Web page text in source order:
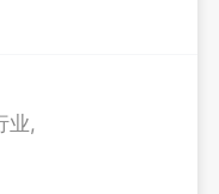
业,